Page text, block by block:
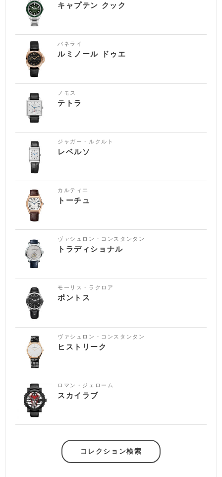
キャプテン クック
パネライ
ルミノール ドゥエ
ノモス
テトラ
ジャガー・ルクルト
レベルソ
カルティエ
トーチュ
ヴァシュロン・コンスタンタン
トラディショナル
モーリス・ラクロア
ポントス
ヴァシュロン・コンスタンタン
ヒストリーク
ロマン・ジェローム
スカイラブ
コレクション検索